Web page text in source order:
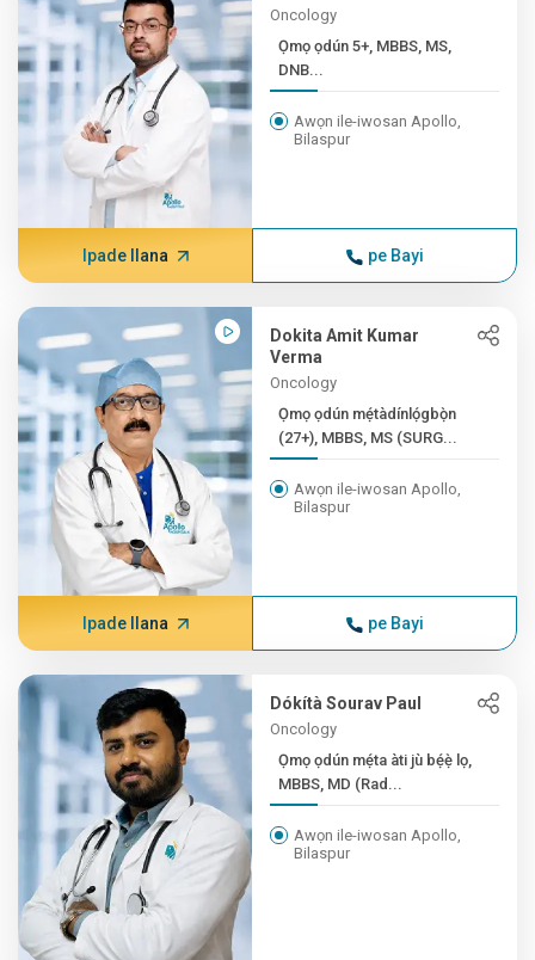
Oncology
Ọmọ ọdún 5+, MBBS, MS,
DNB...
Awọn ile-iwosan Apollo,
Bilaspur
Ipade Ilana pe Bayi
Dokita Amit Kumar
Verma
Oncology
Ọmọ ọdún mẹ́tàdínlọ́gbọ̀n
(27+), MBBS, MS (SURG...
Awọn ile-iwosan Apollo,
Bilaspur
Ipade Ilana pe Bayi
Dókítà Sourav Paul
Oncology
Ọmọ ọdún mẹ́ta àti jù bẹ́ẹ̀ lọ,
MBBS, MD (Rad...
Awọn ile-iwosan Apollo,
Bilaspur